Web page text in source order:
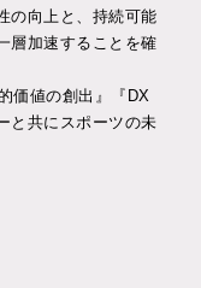
の向上と、持続可能
層加速することを確
価値の創出』『DX
と共にスポーツの未